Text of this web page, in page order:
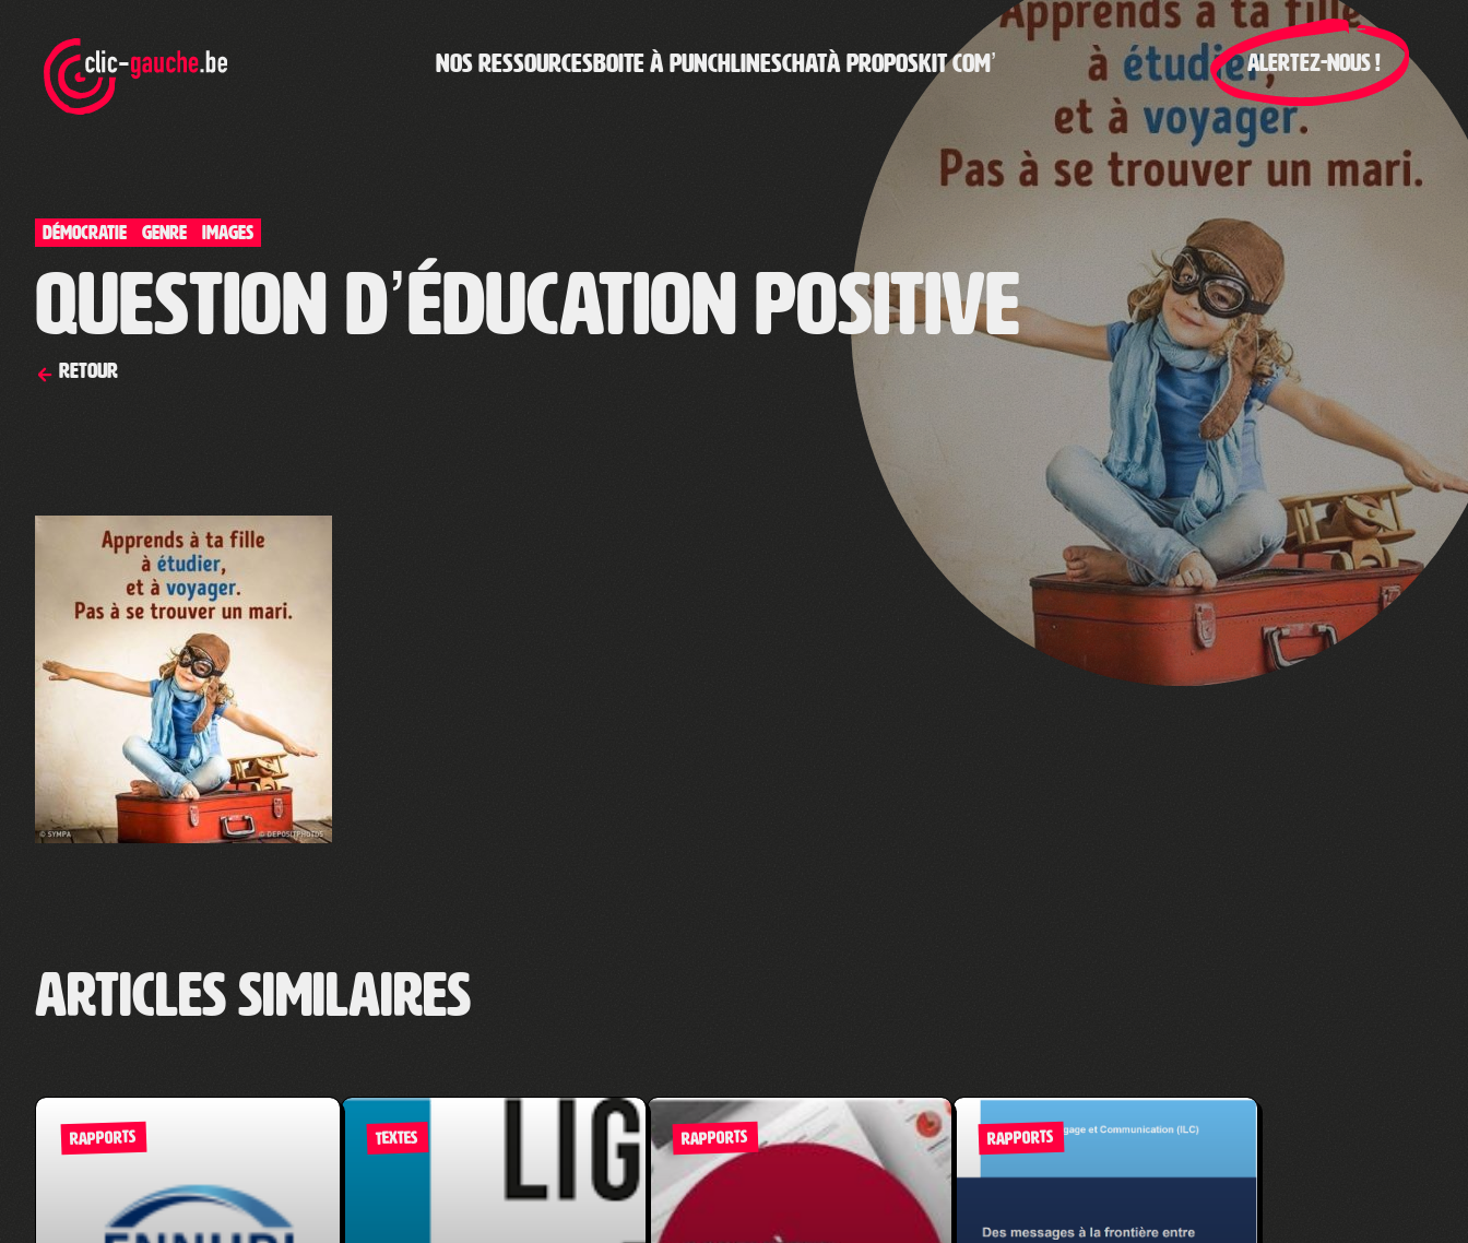
content
NOS RESSOURCESBOITE À PUNCHLINESCHATÀ PROPOSKIT COM’ ALERTEZ-NOUS !
Démocratie Genre IMAGES
Question d’éducation positive
Retour
Articles similaires
RAPPORTS TEXTES RAPPORTS RAPPORTS